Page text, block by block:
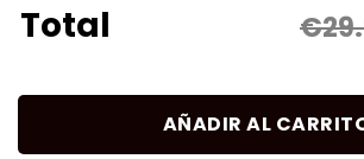
Total
AÑADIR AL